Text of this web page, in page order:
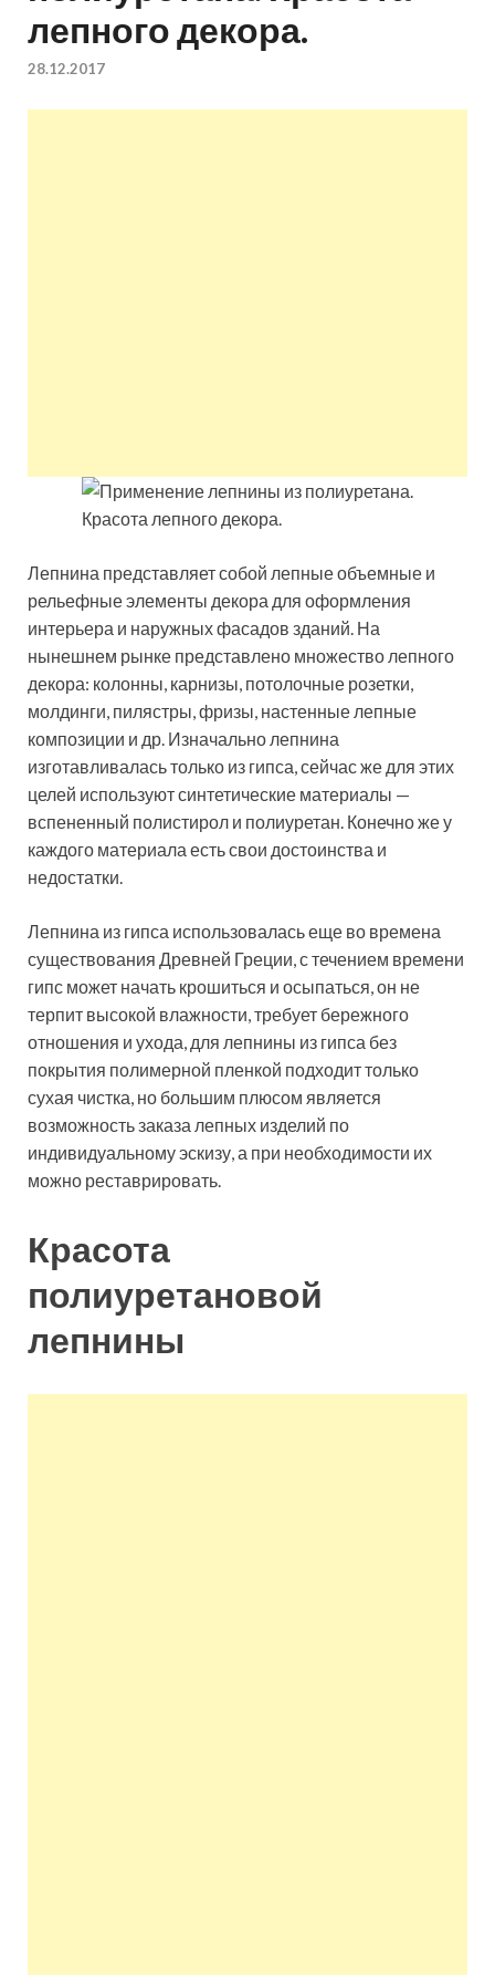
квартир недорого.
Восстановление и
лепного декора.
28.12.2017
Лепнина представляет собой лепные объемные и
рельефные элементы декора для оформления
интерьера и наружных фасадов зданий. На
нынешнем рынке представлено множество лепного
декора: колонны, карнизы, потолочные розетки,
молдинги, пилястры, фризы, настенные лепные
композиции и др. Изначально лепнина
изготавливалась только из гипса, сейчас же для этих
целей используют синтетические материалы —
вспененный полистирол и полиуретан. Конечно же у
каждого материала есть свои достоинства и
недостатки.
Лепнина из гипса использовалась еще во времена
существования Древней Греции, с течением времени
гипс может начать крошиться и осыпаться, он не
терпит высокой влажности, требует бережного
отношения и ухода, для лепнины из гипса без
покрытия полимерной пленкой подходит только
сухая чистка, но большим плюсом является
возможность заказа лепных изделий по
индивидуальному эскизу, а при необходимости их
можно реставрировать.
Красота
полиуретановой
лепнины